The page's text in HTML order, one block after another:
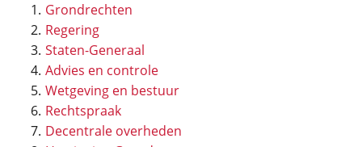
Grondrechten
Regering
Staten-Generaal
Advies en controle
Wetgeving en bestuur
Rechtspraak
Decentrale overheden